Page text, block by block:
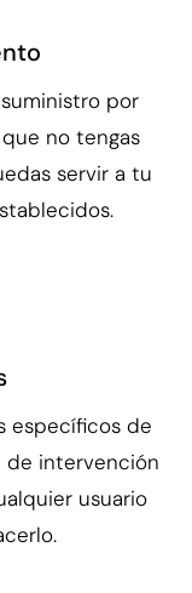
por
no tengas
servir a tu
específicos de
de intervención
usuario